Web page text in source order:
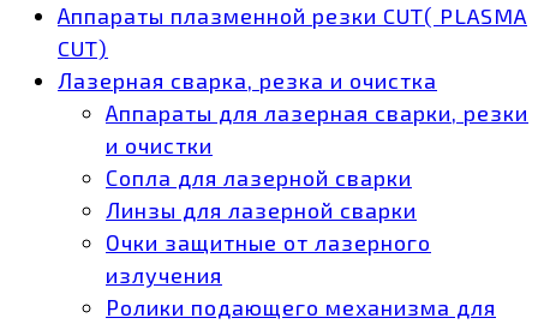
Аппараты плазменной резки CUT( PLASMA
CUT)
Лазерная сварка, резка и очистка
Аппараты для лазерная сварки, резки
и очистки
Сопла для лазерной сварки
Линзы для лазерной сварки
Очки защитные от лазерного
излучения
Ролики подающего механизма для